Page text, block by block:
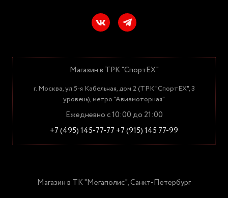
Магазин в ТРК "СпортЕХ"
г. Москва, ул.5-я Кабельная, дом 2 (ТРК "СпортЕХ", 3
уровень), метро "Авиамоторная"
Ежедневно с 10:00 до 21:00
+7 (495) 145-77-77 +7 (915) 145 77-99
Магазин в ТК "Мегаполис", Санкт-Петербург